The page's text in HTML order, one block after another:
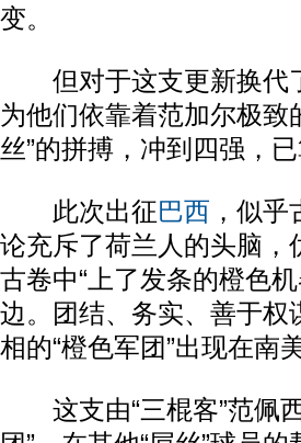
变。
但对于这支更新换代
为他们依靠着范加尔极致
丝”的拼搏，冲到四强，已
此次出征巴西 ，似
论充斥了荷兰人的头脑，
古卷中“上了发条的橙色
边。团结、务实、善于权
相的“橙色军团”出现在南
这支由“三棍客”范佩西